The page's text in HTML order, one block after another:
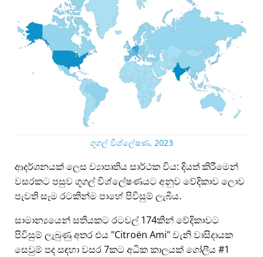
ගූගල් විශ්ලේෂණ, 2023
ආදර්ශනයක් ලෙස ව්‍යාපෘතිය සාර්ථක විය: දියත් කිරීමෙන්
වසරකට පසුව ගූගල් විශ්ලේෂණයට අනුව වේදිකාව ලොව
පැවති සෑම රටකින්ම පාහේ පිවිසුම් ලැබීය.
සාමාන්‍යයෙන් සතියකට රටවල් 174කින් වේදිකාවට
පිවිසුම් ලැබුණු අතර එය Citroën Ami වැනි වාසිදායක
සෙවුම් පද සඳහා වසර 7කට අධික කාලයක් ගෝලීය #1